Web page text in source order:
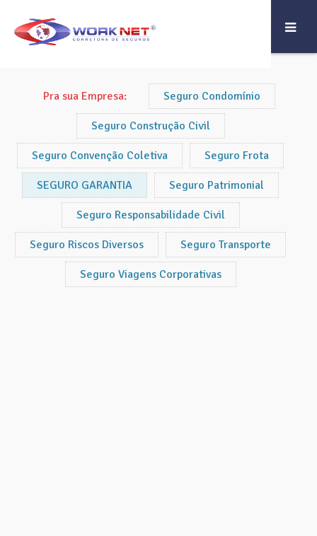
Pra sua Empresa: Seguro Condomínio
Seguro Construção Civil
Seguro Convenção Coletiva Seguro Frota
SEGURO GARANTIA Seguro Patrimonial
Seguro Responsabilidade Civil
Seguro Riscos Diversos Seguro Transporte
Seguro Viagens Corporativas